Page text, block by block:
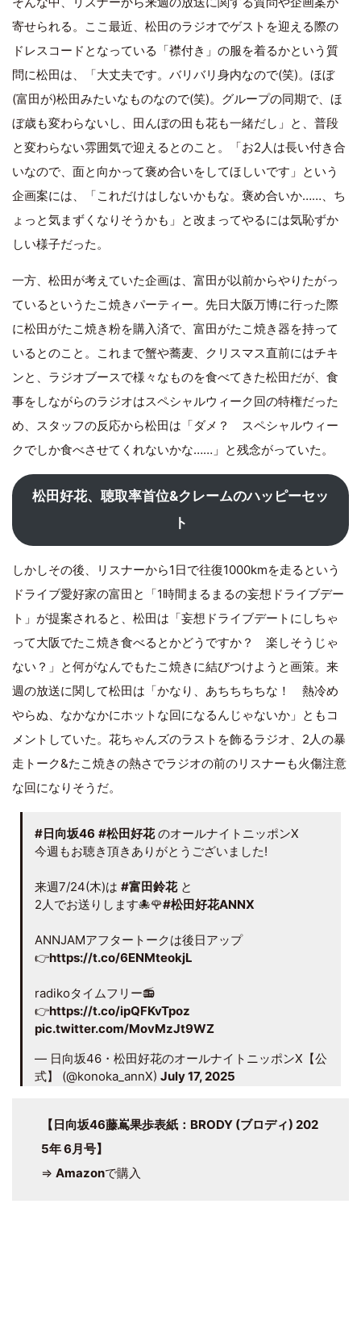
寄せられる。ここ最近、松田のラジオでゲストを迎える際の
ドレスコードとなっている「襟付き」の服を着るかという質
問に松田は、「大丈夫です。バリバリ身内なので(笑)。ほぼ
(富田が)松田みたいなものなので(笑)。グループの同期で、ほ
ぼ歳も変わらないし、田んぼの田も花も一緒だし」と、普段
と変わらない雰囲気で迎えるとのこと。「お2人は長い付き合
いなので、面と向かって褒め合いをしてほしいです」という
企画案には、「これだけはしないかもな。褒め合いか……、ち
ょっと気まずくなりそうかも」と改まってやるには気恥ずか
しい様子だった。
一方、松田が考えていた企画は、富田が以前からやりたがっ
ているというたこ焼きパーティー。先日大阪万博に行った際
に松田がたこ焼き粉を購入済で、富田がたこ焼き器を持って
いるとのこと。これまで蟹や蕎麦、クリスマス直前にはチキ
ンと、ラジオブースで様々なものを食べてきた松田だが、食
事をしながらのラジオはスペシャルウィーク回の特権だった
め、スタッフの反応から松田は「ダメ？ スペシャルウィー
クでしか食べさせてくれないかな……」と残念がっていた。
松田好花、聴取率首位&クレームのハッピーセッ
ト
しかしその後、リスナーから1日で往復1000kmを走るという
ドライブ愛好家の富田と「1時間まるまるの妄想ドライブデー
ト」が提案されると、松田は「妄想ドライブデートにしちゃ
って大阪でたこ焼き食べるとかどうですか？ 楽しそうじゃ
ない？」と何がなんでもたこ焼きに結びつけようと画策。来
週の放送に関して松田は「かなり、あちちちちな！ 熱冷め
やらぬ、なかなかにホットな回になるんじゃないか」ともコ
メントしていた。花ちゃんズのラストを飾るラジオ、2人の暴
走トーク&たこ焼きの熱さでラジオの前のリスナーも火傷注意
な回になりそうだ。
#日向坂46 #松田好花のオールナイトニッポンX
今週もお聴き頂きありがとうございました!
来週7/24(木)は #富田鈴花と
2人でお送りします🐙🌹#松田好花ANNX
ANNJAMアフタートークは後日アップ
👉https://t.co/6ENMteokjL
radikoタイムフリー📻
👉https://t.co/ipQFKvTpoz
pic.twitter.com/MovMzJt9WZ
— 日向坂46・松田好花のオールナイトニッポンX【公
式】 (@konoka_annX) July 17, 2025
【日向坂46藤嶌果歩表紙：BRODY (ブロディ) 202
5年 6月号】
⇒ Amazonで購入